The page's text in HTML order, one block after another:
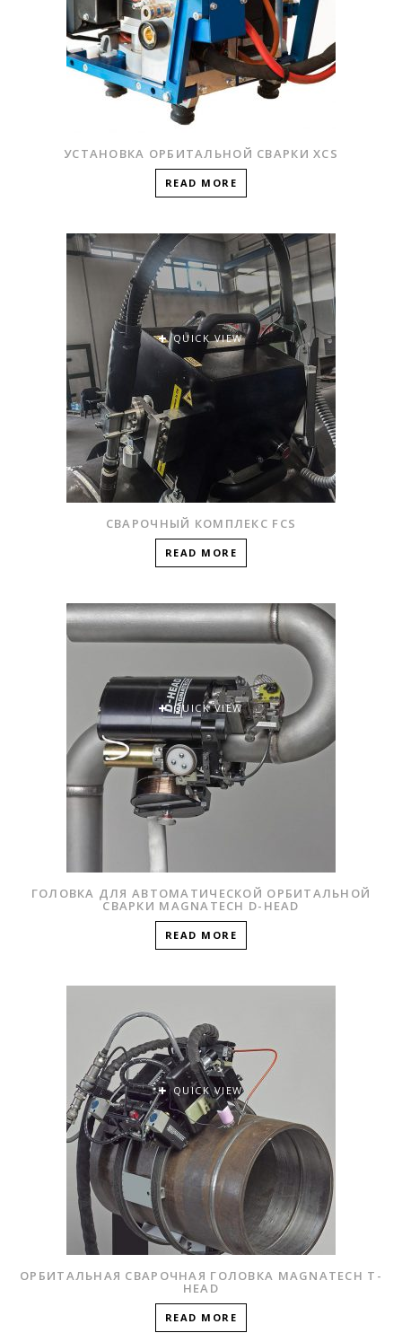
УСТАНОВКА ОРБИТАЛЬНОЙ СВАРКИ XCS
READ MORE
QUICK VIEW
СВАРОЧНЫЙ КОМПЛЕКС FCS
READ MORE
QUICK VIEW
ГОЛОВКА ДЛЯ АВТОМАТИЧЕСКОЙ ОРБИТАЛЬНОЙ
СВАРКИ MAGNATECH D-HEAD
READ MORE
QUICK VIEW
ОРБИТАЛЬНАЯ СВАРОЧНАЯ ГОЛОВКА MAGNATECH T-
HEAD
READ MORE